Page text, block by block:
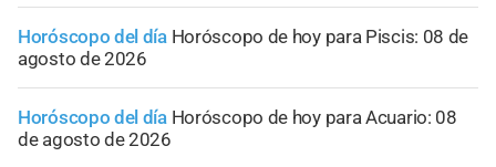
Horóscopo del día Horóscopo de hoy para Piscis: 08 de
agosto de 2026
Horóscopo del día Horóscopo de hoy para Acuario: 08
de agosto de 2026